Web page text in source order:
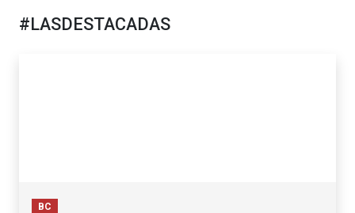
#LASDESTACADAS
BC